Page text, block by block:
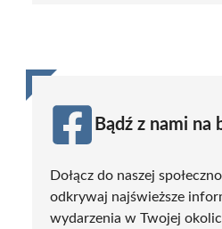
Bądź z nami na
Dołącz do naszej
odkrywaj najświeższe
wydarzenia w Twojej